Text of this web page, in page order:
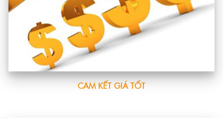
CAM KẾT GIÁ TỐT